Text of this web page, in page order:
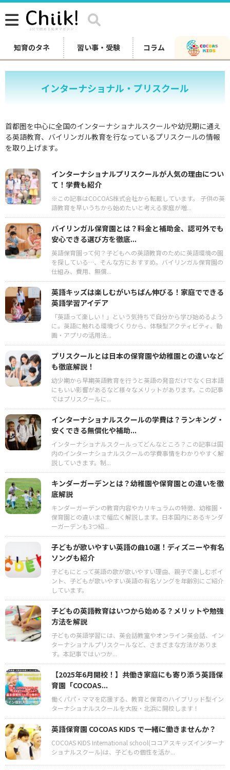
知育のタネ 習い事・受験 コラム
インターナショナル・プリスクール
首都圏を中心に全国のインターナショナルスクールや幼児期に通え
る英語教育、バイリンガル教育を行なっているプリスクールの情報
を取り上げます。
インターナショナルプリスクールが人気の理由につい
て！学費も紹介
※この記事はCOCOAS株式会社から転載しています。 子供の英
語教育を早いうちから始めたいと考える家庭が増...
バイリンガル保育園とは？料金と補助金、認可外でも
安心できる選び方を徹底...
英語保育園って何？子どもへの英語教育のために英語環境の園
を探している…、そんな方におすすめ。バイリンガル保育園の
仕組み、費用、無償...
英語キッズは楽しむがいちばん伸びる！家庭でできる
英語学習アイデア
「英語って楽しい！」という気持ちで自分から学び始めるよう
に。英語に触れる環境づくりから、体験型アクティビティ、動
画・アプリの活用法...
プリスクールとは日本の保育園や幼稚園との違いなど
も徹底解説！
幼少期から早期英語教育を行うと英語の発音だけでなく日本語
にもいい影響があるなど様々なメリットがあります。この記事
ではプリスクールに...
インターナショナルスクールの学費は？ランキング・
安くできる無償化や補助...
インターナショナルスクールってどんなところ？この記事は国
内のインターナショナルスクールの学費事情をわかりやすく解
説していきます。制...
キンダーガーデンとは？幼稚園や保育園との違いを徹
底解説
キンダーガーデンの教育内容やカリキュラムの特徴、幼稚園・
保育園との違いまで幅広く解説します。日本国内にあるキンダ
ーガーデンも3つ紹...
子どもが歌いやすい英語の曲10選！ディズニーや有名
ソングも紹介
子どもにとって英語の歌が歌いやすい理由、親子で楽しむポイ
ント、子どもが歌いやすい英語の有名ソングを年齢別にご紹介
しています。
子どもの英語教育はいつから始める？メリットや勉強
方法を解説
子どもの英語学習には、英会話教室やオンライン英会話、イン
ターナショナルプリスクールなど、さまざまな方法がありま
す。本記事ではいつか...
【2025年6月開校！】共働き家庭にも寄り添う英語保
育園「COCOAS...
働くパパ・ママを応援する、教育と保育のハイブリッド型イン
ターナショナルスクールを大阪・北浜に開校します！
英語保育園 COCOAS KIDS で一緒に働きませんか？
COCOAS KIDS International school(ココアスキッズインターナ
ショナルスクール)は、子どもの個性を活か...